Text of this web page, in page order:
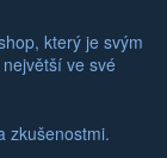
který je svým
ve své
zkušenostmi.